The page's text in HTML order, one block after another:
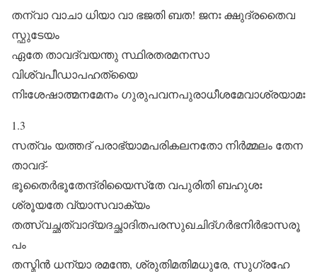
തന്വാ വാചാ ധിയാ വാ ഭജതി ബത! ജനഃ ക്ഷുദ്രതൈവ
സ്ഫുടേയം
ഏതേ താവദ്വയന്തു സ്ഥിരതരമനസാ
വിശ്വപീഡാപഹത്യൈ
നിഃശേഷാത്മനമേനം ഗുരുപവനപുരാധീശമേവാശ്രയാമഃ
1.3
സത്വം യത്തദ് പരാഭ്യാമപരികലനതോ നിർമ്മലം തേന
താവദ്-
ഭൂതൈർഭൂതേന്ദ്രിയൈസ്‌തേ വപുരിതി ബഹുശഃ
ശ്രൂയതേ വ്യാസവാക്യം
തത്സ്വച്ഛത്വാദ്യദച്ഛാദിതപരസുഖചിദ്ഗർഭനിർഭാസരൂ
പം
തസ്മിൻ ധന്യാ രമന്തേ, ശ്രുതിമതിമധുരേ, സുഗ്രഹേ